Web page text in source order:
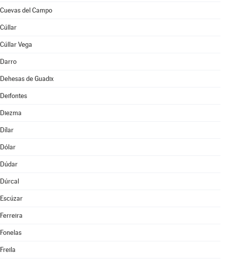
Cuevas del Campo
Cúllar
Cúllar Vega
Darro
Dehesas de Guadix
Deifontes
Diezma
Dílar
Dólar
Dúdar
Dúrcal
Escúzar
Ferreira
Fonelas
Freila